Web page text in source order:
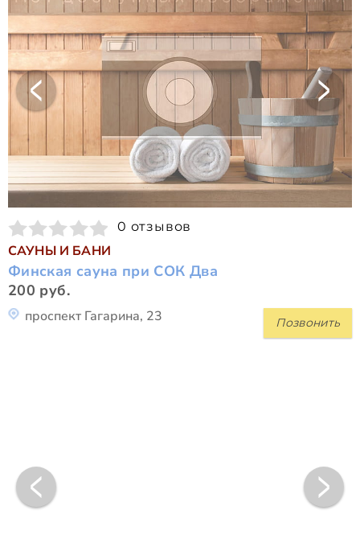
0 отзывов
САУНЫ И БАНИ
Финская сауна при СОК Два
200 руб.
Позвонить
проспект Гагарина, 23